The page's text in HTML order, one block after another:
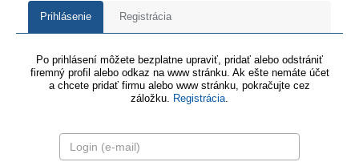
Prihlásenie Registrácia
Po prihlásení môžete bezplatne upraviť, pridať alebo odstrániť
firemný profil alebo odkaz na www stránku. Ak ešte nemáte účet
a chcete pridať firmu alebo www stránku, pokračujte cez
záložku. Registrácia.